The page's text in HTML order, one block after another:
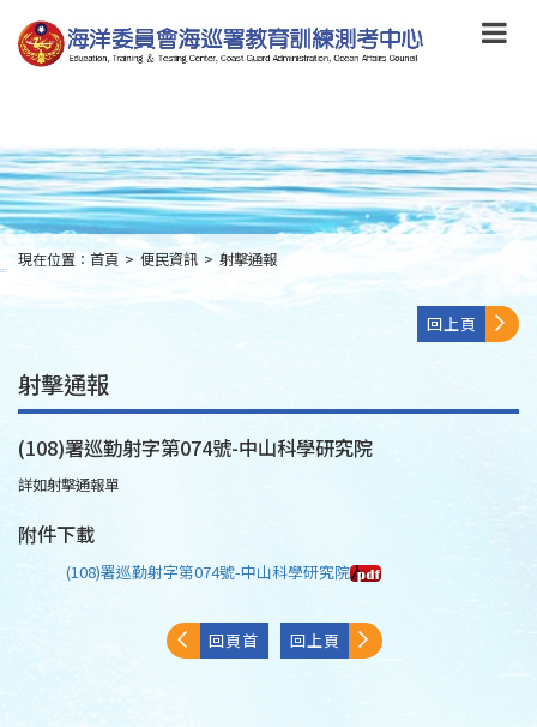
到
主
要
to
main
content
:::
現在位置： 首頁 > 便民資訊 > 射擊通報
回上頁
射擊通報
(108)署巡勤射字第074號-中山科學研究院
詳如射擊通報單
附件下載
(108)署巡勤射字第074號-中山科學研究院
回頁首 回上頁